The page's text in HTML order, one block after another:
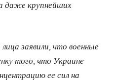
даже крупнейших
заявили, что военные
того, что Украине
ее сил на